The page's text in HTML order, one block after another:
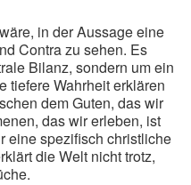
in der Aussage eine
Contra zu sehen. Es
Bilanz, sondern um ein
tiefere Wahrheit erklären
dem Guten, das wir
das wir erleben, ist
eine spezifisch christliche
die Welt nicht trotz,